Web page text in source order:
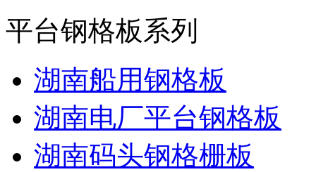
平台钢格板系列
湖南船用钢格板
湖南电厂平台钢格板
湖南码头钢格栅板